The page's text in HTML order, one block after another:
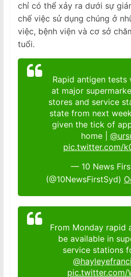
chỉ có thể xảy ra dưới sự
chế việc sử dụng chúng ở
việc, bệnh viện và cơ sở
tuổi.
Rapid antigen tests
at major
stores and service
state from next
given the tick of
home |
pic.twitter.com/
— 10 News
(@10NewsFirstSyd)
From Monday rapid
be available in
service stations
pic.twitter.com/